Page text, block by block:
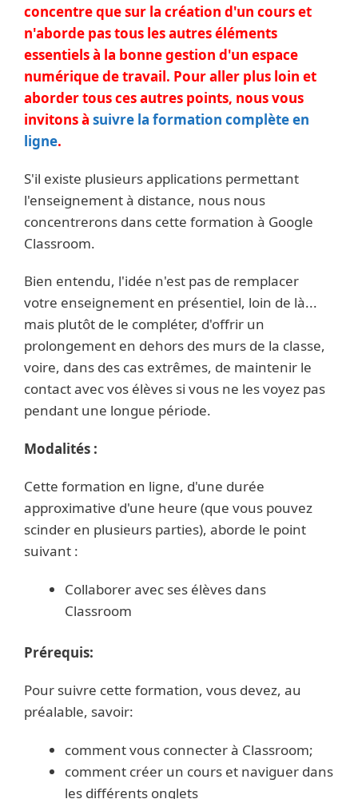
concentre que sur la création d'un cours et
n'aborde pas tous les autres éléments
essentiels à la bonne gestion d'un espace
numérique de travail. Pour aller plus loin et
aborder tous ces autres points, nous vous
invitons à suivre la formation complète en
ligne.
S'il existe plusieurs applications permettant
l'enseignement à distance, nous nous
concentrerons dans cette formation à Google
Classroom.
Bien entendu, l'idée n'est pas de remplacer
votre enseignement en présentiel, loin de là...
mais plutôt de le compléter, d'offrir un
prolongement en dehors des murs de la classe,
voire, dans des cas extrêmes, de maintenir le
contact avec vos élèves si vous ne les voyez pas
pendant une longue période.
Modalités :
Cette formation en ligne, d'une durée
approximative d'une heure (que vous pouvez
scinder en plusieurs parties), aborde le point
suivant :
Collaborer avec ses élèves dans
Classroom
Prérequis:
Pour suivre cette formation, vous devez, au
préalable, savoir:
comment vous connecter à Classroom;
comment créer un cours et naviguer dans
les différents onglets